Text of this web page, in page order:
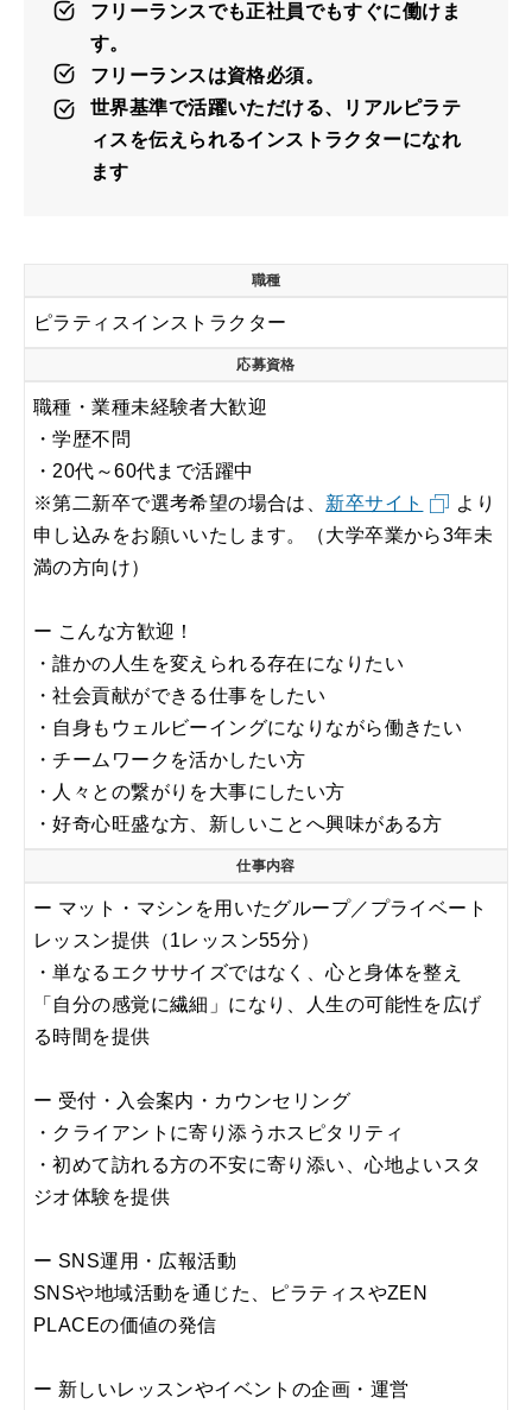
フリーランスでも正社員でもすぐに働けま
す。
フリーランスは資格必須。
世界基準で活躍いただける、リアルピラテ
ィスを伝えられるインストラクターになれ
ます
職種
ピラティスインストラクター
応募資格
職種・業種未経験者大歓迎
・学歴不問
・20代～60代まで活躍中
※第二新卒で選考希望の場合は、 新卒サイト
より
申し込みをお願いいたします。（大学卒業から3年未
満の方向け）
ー こんな方歓迎！
・誰かの人生を変えられる存在になりたい
・社会貢献ができる仕事をしたい
・自身もウェルビーイングになりながら働きたい
・チームワークを活かしたい方
・人々との繋がりを大事にしたい方
・好奇心旺盛な方、新しいことへ興味がある方
仕事内容
ー マット・マシンを用いたグループ／プライベート
レッスン提供（1レッスン55分）
・単なるエクササイズではなく、心と身体を整え
「自分の感覚に繊細」になり、人生の可能性を広げ
る時間を提供
ー 受付・入会案内・カウンセリング
・クライアントに寄り添うホスピタリティ
・初めて訪れる方の不安に寄り添い、心地よいスタ
ジオ体験を提供
ー SNS運用・広報活動
SNSや地域活動を通じた、ピラティスやZEN
PLACEの価値の発信
ー 新しいレッスンやイベントの企画・運営